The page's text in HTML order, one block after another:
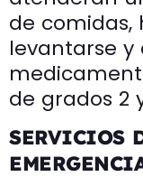
de comidas,
levantarse
de grados 2
SERVICIOS